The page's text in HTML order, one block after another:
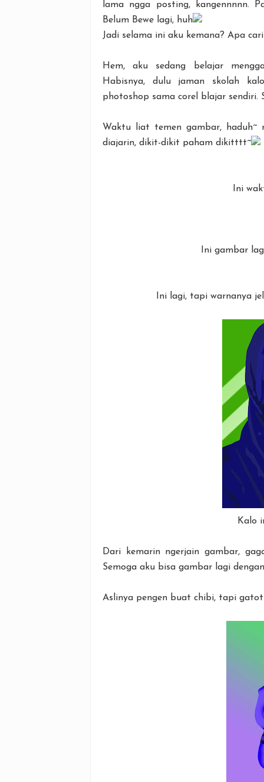
lama ngga posting, kangennnnn.
Belum Bewe lagi, huh
Jadi selama ini aku kemana? Apa
Hem, aku sedang belajar
Habisnya, dulu jaman skolah
photoshop sama corel blajar sendiri.
Waktu liat temen gambar, haduh~
diajarin, dikit-dikit paham dikitttt~
Ini
Ini gambar
Ini lagi, tapi warnanya
Kalo
Dari kemarin ngerjain gambar,
Semoga aku bisa gambar lagi
Aslinya pengen buat chibi, tapi gatot